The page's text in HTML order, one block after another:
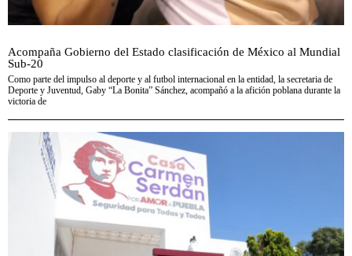
Acompaña Gobierno del Estado clasificación de México al Mundial
Sub-20
Como parte del impulso al deporte y al futbol internacional en la entidad, la secretaria de
Deporte y Juventud, Gaby “La Bonita” Sánchez, acompañó a la afición poblana durante la
victoria de